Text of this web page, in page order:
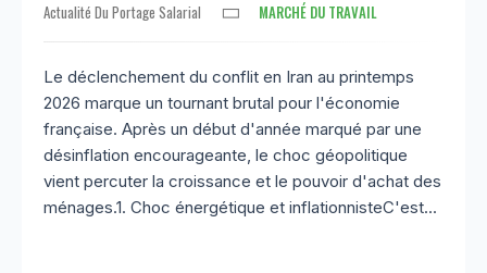
Actualité Du Portage Salarial MARCHÉ DU TRAVAIL
Le déclenchement du conflit en Iran au printemps
2026 marque un tournant brutal pour l'économie
française. Après un début d'année marqué par une
désinflation encourageante, le choc géopolitique
vient percuter la croissance et le pouvoir d'achat des
ménages.1. Choc énergétique et inflationnisteC'est...